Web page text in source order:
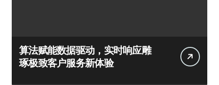
算法赋能数据驱动，实时响应雕
琢极致客户服务新体验